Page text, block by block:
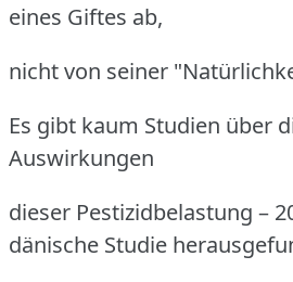
eines Giftes ab,
nicht von seiner
Es gibt kaum Studien über
Auswirkungen
dieser Pestizidbelastung –
dänische Studie